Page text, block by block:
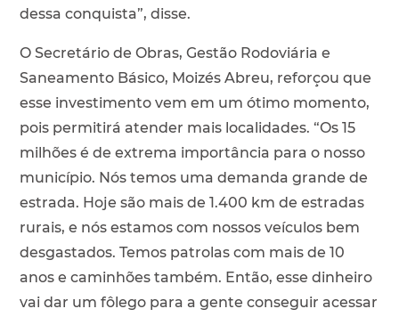
dessa conquista”, disse.
O Secretário de Obras, Gestão Rodoviária e
Saneamento Básico, Moizés Abreu, reforçou que
esse investimento vem em um ótimo momento,
pois permitirá atender mais localidades. “Os 15
milhões é de extrema importância para o nosso
município. Nós temos uma demanda grande de
estrada. Hoje são mais de 1.400 km de estradas
rurais, e nós estamos com nossos veículos bem
desgastados. Temos patrolas com mais de 10
anos e caminhões também. Então, esse dinheiro
vai dar um fôlego para a gente conseguir acessar